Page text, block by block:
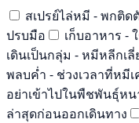
สเปรย์ไล่หมี - พกติด
ปรบมือ
เก็บอาหาร -
เดินเป็นกลุ่ม - หมีหลีกเ
พลบค่ำ - ช่วงเวลาที่หมี
อย่าเข้าไปในพืชพันธุ์ห
ล่าสุดก่อนออกเดินทาง